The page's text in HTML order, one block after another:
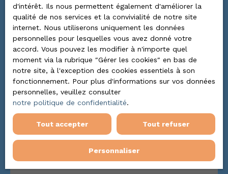
Pertinence
Trier par
ALERTE MAIL
2 800€ /mois HC
A voir absolument
d'intérêt. Ils nous permettent également d'améliorer la
qualité de nos services et la convivialité de notre site
internet. Nous utiliserons uniquement les données
personnelles pour lesquelles vous avez donné votre
accord. Vous pouvez les modifier à n'importe quel
moment via la rubrique ″Gérer les cookies″ en bas de
notre site, à l'exception des cookies essentiels à son
fonctionnement. Pour plus d'informations sur vos données
personnelles, veuillez consulter
notre politique de confidentialité.
Tout accepter Tout refuser
Personnaliser